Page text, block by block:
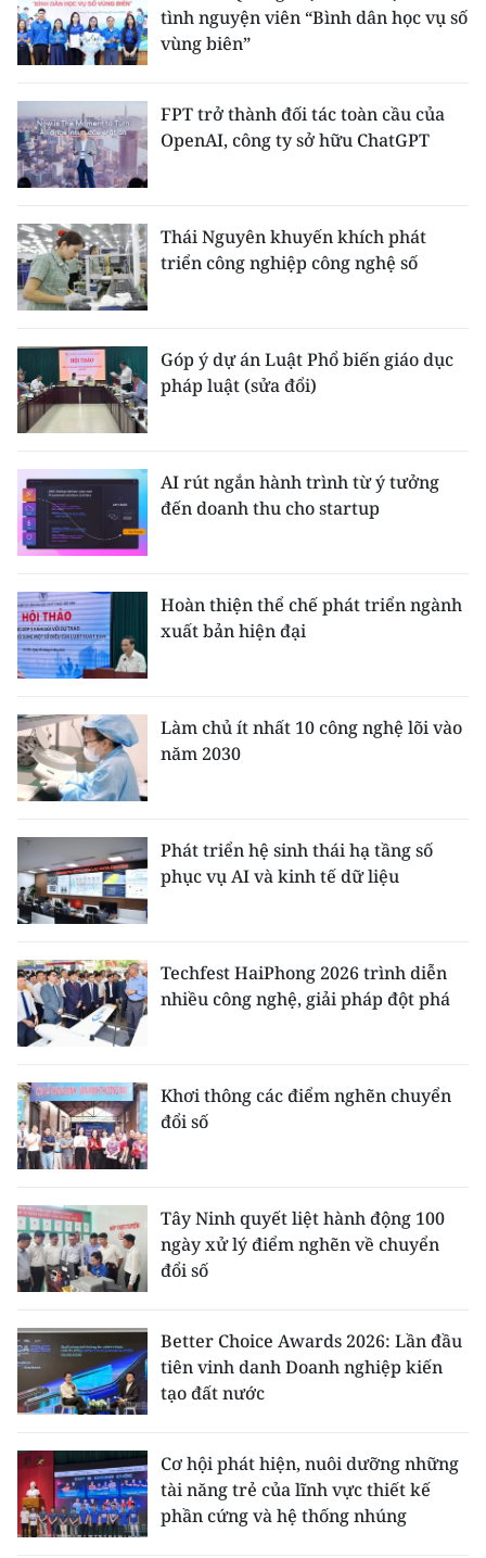
tình nguyện viên “Bình dân học vụ số
vùng biên”
FPT trở thành đối tác toàn cầu của
OpenAI, công ty sở hữu ChatGPT
Thái Nguyên khuyến khích phát
triển công nghiệp công nghệ số
Góp ý dự án Luật Phổ biến giáo dục
pháp luật (sửa đổi)
AI rút ngắn hành trình từ ý tưởng
đến doanh thu cho startup
Hoàn thiện thể chế phát triển ngành
xuất bản hiện đại
Làm chủ ít nhất 10 công nghệ lõi vào
năm 2030
Phát triển hệ sinh thái hạ tầng số
phục vụ AI và kinh tế dữ liệu
Techfest HaiPhong 2026 trình diễn
nhiều công nghệ, giải pháp đột phá
Khơi thông các điểm nghẽn chuyển
đổi số
Tây Ninh quyết liệt hành động 100
ngày xử lý điểm nghẽn về chuyển
đổi số
Better Choice Awards 2026: Lần đầu
tiên vinh danh Doanh nghiệp kiến
tạo đất nước
Cơ hội phát hiện, nuôi dưỡng những
tài năng trẻ của lĩnh vực thiết kế
phần cứng và hệ thống nhúng